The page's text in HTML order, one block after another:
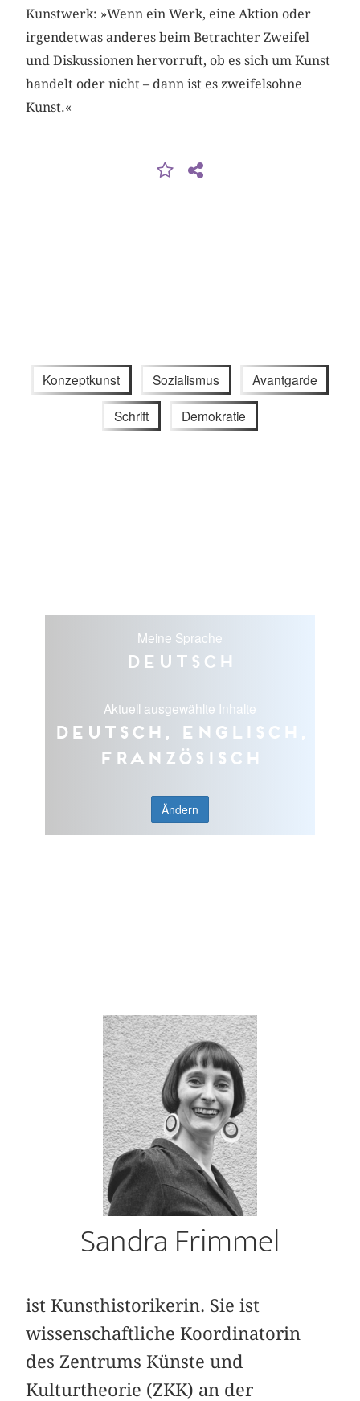
Kunstwerk: »Wenn ein Werk, eine Aktion oder
irgendetwas anderes beim Betrachter Zweifel
und Diskussionen hervorruft, ob es sich um Kunst
handelt oder nicht – dann ist es zweifelsohne
Kunst.«
Konzeptkunst Sozialismus Avantgarde
Schrift Demokratie
Meine Sprache
Deutsch
Aktuell ausgewählte Inhalte
Deutsch, Englisch,
Französisch
Ändern
Sandra Frimmel
ist Kunsthistorikerin. Sie ist
wissenschaftliche Koordinatorin
des Zentrums Künste und
Kulturtheorie (ZKK) an der